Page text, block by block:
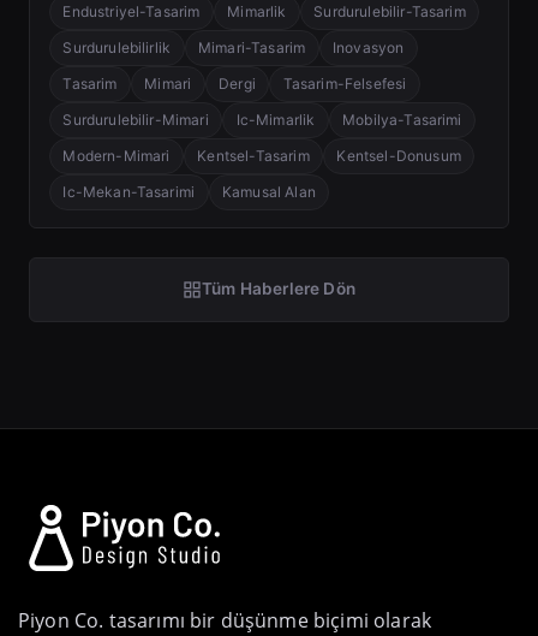
Endustriyel-Tasarim Mimarlik
Surdurulebilir-Tasarim
Surdurulebilirlik
Mimari-Tasarim
Inovasyon
Tasarim
Mimari Dergi
Tasarim-Felsefesi
Surdurulebilir-Mimari
Ic-Mimarlik
Mobilya-Tasarimi
Modern-Mimari
Kentsel-Tasarim
Kentsel-Donusum
Ic-Mekan-Tasarimi
Kamusal Alan
Tüm Haberlere Dön
Piyon Co. tasarımı bir düşünme biçimi olarak